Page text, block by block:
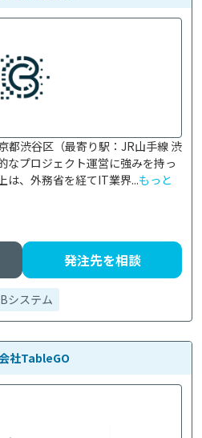
渋谷区（最寄り駅：JR山手線 渋
なプロジェクト運営に強みを持っ
は、外務省を経てIT業界...もっと
発注先を相談
システム
社TableGO